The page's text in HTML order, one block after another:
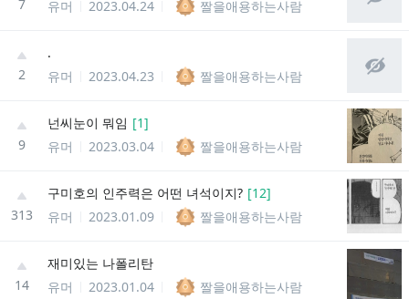
7
유머
2023.04.24 짤을애용하는사람
2
.
유머
2023.04.23 짤을애용하는사람
9
넌씨눈이 뭐임 [1]
유머
2023.03.04 짤을애용하는사람
313
구미호의 인주력은 어떤 녀석이지? [12]
유머
2023.01.09 짤을애용하는사람
14
재미있는 나폴리탄
유머
2023.01.04 짤을애용하는사람